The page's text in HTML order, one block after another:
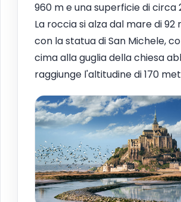
960 m e una superficie di circa
La roccia si alza dal mare di 92
con la statua di San Michele,
cima alla guglia della chiesa
raggiunge l'altitudine di 170